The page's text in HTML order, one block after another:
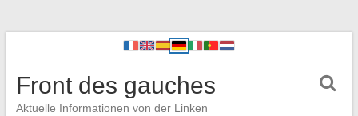
Front des gauches
Aktuelle Informationen von der Linken